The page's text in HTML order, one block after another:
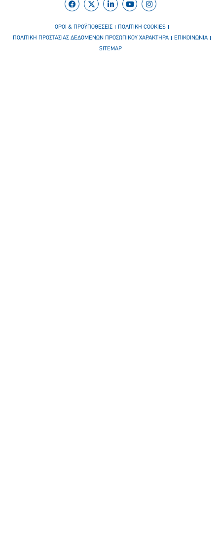
ΟΡΟΙ & ΠΡΟΫΠΟΘΕΣΕΙΣ
ΠΟΛΙΤΙΚΗ COOKIES
ΠΟΛΙΤΙΚΗ ΠΡΟΣΤΑΣΙΑΣ ΔΕΔΟΜΕΝΩΝ ΠΡΟΣΩΠΙΚΟΥ ΧΑΡΑΚΤΗΡΑ
ΕΠΙΚΟΙΝΩΝΙΑ
SITEMAP